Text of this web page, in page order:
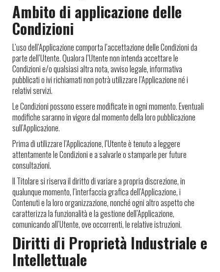
Ambito di applicazione delle
Condizioni
L’uso dell’Applicazione comporta l’accettazione delle Condizioni da
parte dell’Utente. Qualora l’Utente non intenda accettare le
Condizioni e/o qualsiasi altra nota, avviso legale, informativa
pubblicati o ivi richiamati non potrà utilizzare l’Applicazione né i
relativi servizi.
Le Condizioni possono essere modificate in ogni momento. Eventuali
modifiche saranno in vigore dal momento della loro pubblicazione
sull’Applicazione.
Prima di utilizzare l’Applicazione, l’Utente è tenuto a leggere
attentamente le Condizioni e a salvarle o stamparle per future
consultazioni.
Il Titolare si riserva il diritto di variare a propria discrezione, in
qualunque momento, l’interfaccia grafica dell’Applicazione, i
Contenuti e la loro organizzazione, nonché ogni altro aspetto che
caratterizza la funzionalità e la gestione dell’Applicazione,
comunicando all’Utente, ove occorrenti, le relative istruzioni.
Diritti di Proprietà Industriale e
Intellettuale